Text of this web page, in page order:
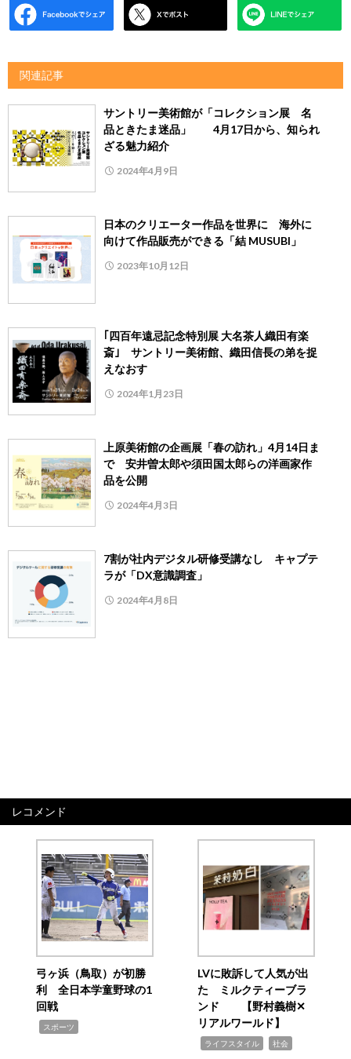
関連記事
サントリー美術館が「コレクション展 名
品ときたま迷品」 4月17日から、知られ
ざる魅力紹介
2024年4月9日
日本のクリエーター作品を世界に 海外に
向けて作品販売ができる「結 MUSUBI」
2023年10月12日
｢四百年遠忌記念特別展 大名茶人織田有楽
斎｣ サントリー美術館、織田信長の弟を捉
えなおす
2024年1月23日
上原美術館の企画展「春の訪れ」4月14日ま
で 安井曽太郎や須田国太郎らの洋画家作
品を公開
2024年4月3日
7割が社内デジタル研修受講なし キャプテ
ラが「DX意識調査」
2024年4月8日
レコメンド
弓ヶ浜（鳥取）が初勝
利 全日本学童野球の1
回戦
スポーツ
LVに敗訴して人気が出
た ミルクティーブラ
ンド 【野村義樹✕
リアルワールド】
ライフスタイル 社会